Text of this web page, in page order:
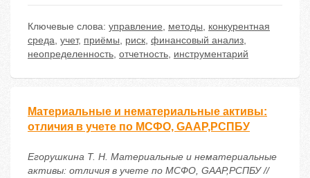
Ключевые слова: управление, методы, конкурентная
среда, учет, приёмы, риск, финансовый анализ,
неопределенность, отчетность, инструментарий
Материальные и нематериальные активы:
отличия в учете по МСФО, GAAP,РСПБУ
Егорушкина Т. Н. Материальные и нематериальные
активы: отличия в учете по МСФО, GAAP,РСПБУ //